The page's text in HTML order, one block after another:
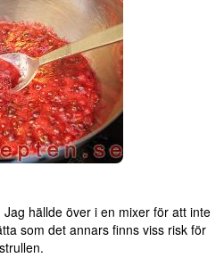
hällde över i en mixer för att inte
som det annars finns viss risk för